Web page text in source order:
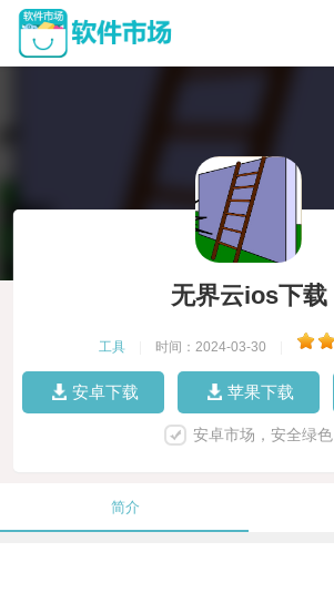
无界云ios下载
工具 时间：2024-03-30
安卓下载 苹果下载
安卓市场，安全绿色
简介